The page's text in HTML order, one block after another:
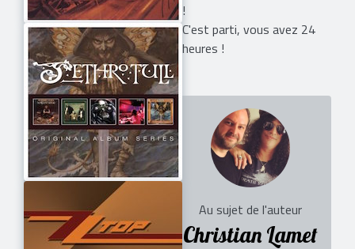
!
C'est parti, vous avez 24
heures !
Au sujet de l'auteur
Christian Lamet